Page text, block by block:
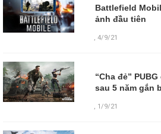
Battlefield
ảnh đầu tiên
,4/9/21
“Cha đẻ”
sau 5 năm gắn
, 1/9/21